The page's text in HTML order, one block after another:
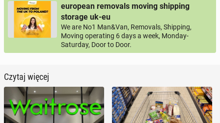
european removals moving shipping
storage uk-eu
We are No1 Man&Van, Removals, Shipping,
Moving operating 6 days a week, Monday-
Saturday, Door to Door.
Czytaj więcej